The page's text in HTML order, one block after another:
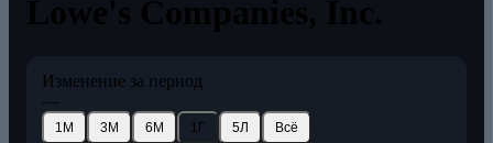
Изменение за период
—
1М 3М 6М 1Г 5Л Всё